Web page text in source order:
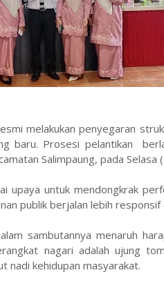
melakukan penyegaran
baru. Prosesi pelantikan
Salimpaung, pada
upaya untuk mendongkrak
publik berjalan lebih responsif
sambutannya menaruh
nagari adalah ujung
nadi kehidupan masyarakat.